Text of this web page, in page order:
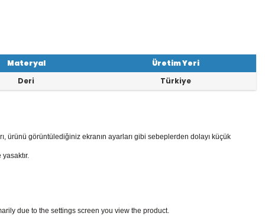
Materyal
Üretim Yeri
Deri Türkiye
ürünü görüntülediğiniz ekranın ayarları gibi sebeplerden dolayı küçük
due to the settings screen you view the product.